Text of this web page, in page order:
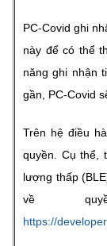
PC-Covid ghi
này để có thể
năng ghi nhận
gần, PC-Covid
Trên hệ điều
quyền. Cụ thể,
lượng thấp
về
https://